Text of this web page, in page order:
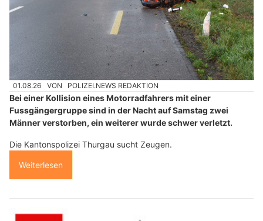
01.08.26 VON POLIZEI.NEWS REDAKTION
Bei einer Kollision eines Motorradfahrers mit einer
Fussgängergruppe sind in der Nacht auf Samstag zwei
Männer verstorben, ein weiterer wurde schwer verletzt.
Die Kantonspolizei Thurgau sucht Zeugen.
Weiterlesen